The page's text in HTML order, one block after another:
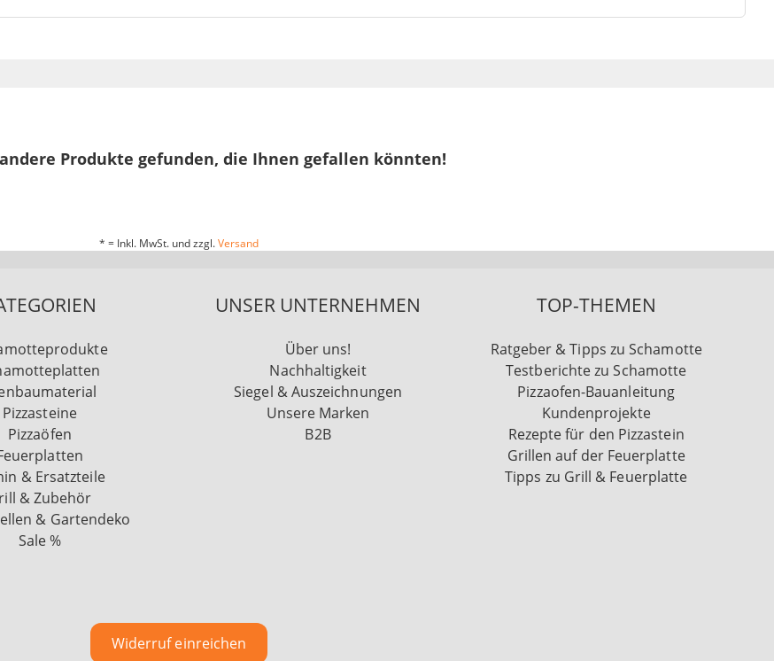
Produkte gefunden, die Ihnen gefallen könnten!
* = Inkl. MwSt. und zzgl.Versand
Pizzasteine
Pizzaöfen
& Ersatzteile
& Zubehör
& Gartendeko
Sale %
UNSER UNTERNEHMEN
Über uns!
Nachhaltigkeit
Siegel & Auszeichnungen
Unsere Marken
B2B
TOP-THEMEN
Ratgeber & Tipps zu Schamotte
Testberichte zu Schamotte
Pizzaofen-Bauanleitung
Kundenprojekte
Rezepte für den Pizzastein
Grillen auf der Feuerplatte
Tipps zu Grill & Feuerplatte
Widerruf einreichen